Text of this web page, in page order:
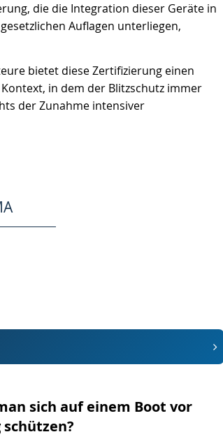
die die Integration dieser Geräte in
Auflagen unterliegen,
bietet diese Zertifizierung einen
in dem der Blitzschutz immer
der Zunahme intensiver
sich auf einem Boot vor